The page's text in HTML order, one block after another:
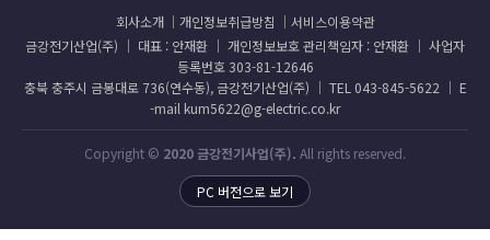
회사소개 개인정보취급방침
서비스이용약관
금강전기산업(주) │ 대표 : 안재환 │ 개인정보보호 관리책임자 : 안재환 │ 사업자
등록번호 303-81-12646
충북 충주시 금봉대로 736(연수동), 금강전기산업(주) │ TEL 043-845-5622 │ E
-mail kum5622@g-electric.co.kr
Copyright © 2020 금강전기사업(주). All rights reserved.
PC 버전으로 보기